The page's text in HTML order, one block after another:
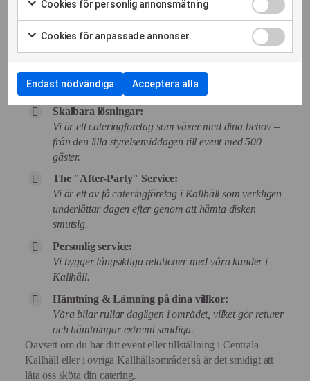
Vi känner till lokala festlokaler och företagsområden,
Kort sagt så vet vi hur man parkerar och levererar i
både centrala Kallhäll som hela Kallhällsområdet.
Skalbara lösningar:
Vi är ett cateringföretag som växer med dina behov –
från den lilla styrelsemiddagen till event med 500
gäster.
The "After-Party" Service:
Vi är ett av få cateringföretag i Kallhäll som verkligen
underlättar dagen efter genom att hämta disken
smutsig.
Personlig service:
Vi bygger långsiktiga relationer med våra kunder i
Kallhäll.
Hämtning & Lämning på dina villkor:
Våra bilar rullar dagligen i området, vilket gör returer
och hämtningar extremt smidiga.
Oavsett om du har ditt event eller tillställning i Centrala
Kallhäll eller i övriga Kallhällsområdet så är det smidigt att
låta oss sköta din catering.
Nödvändiga
av
Cookies
att
samtycka
till
av
för
annonsmätning
kryssruta
Cookies för personlig annonsmätning
att
samtycka
användning
av
Cookies
för
personlig
annonsmätning
för
personlig
kryssruta
Cookies för anpassade annonser
att
samtycka
till
användning
av
Cookies
anpassade
annonser
Cookies
för
anpassade
Endast nödvändiga Acceptera alla